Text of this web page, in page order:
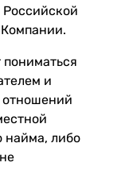
и
отношений
найма, либо